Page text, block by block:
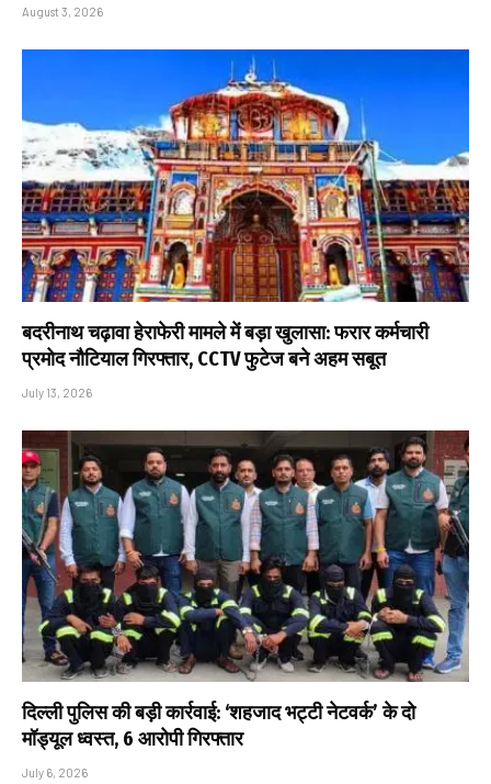
August 3, 2026
बदरीनाथ चढ़ावा हेराफेरी मामले में बड़ा खुलासा: फरार कर्मचारी
प्रमोद नौटियाल गिरफ्तार, CCTV फुटेज बने अहम सबूत
July 13, 2026
दिल्ली पुलिस की बड़ी कार्रवाई: ‘शहजाद भट्टी नेटवर्क’ के दो
मॉड्यूल ध्वस्त, 6 आरोपी गिरफ्तार
July 6, 2026